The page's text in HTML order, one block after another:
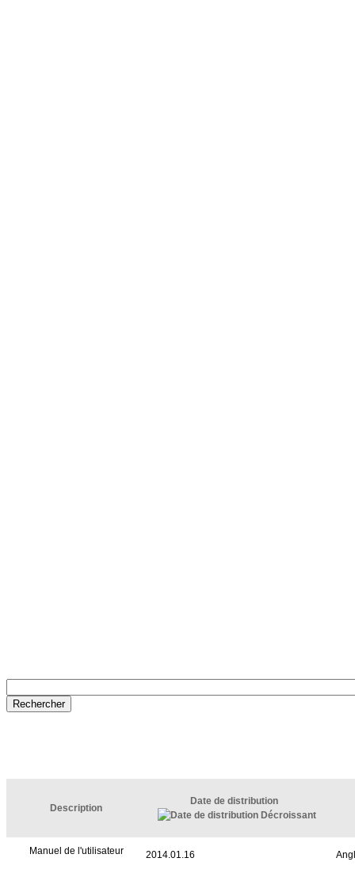
Description
Date de distribution
Manuel de l'utilisateur 2014.01.16